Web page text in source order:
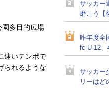
多目的広場
速いテンポで
られるような
サッカー
磨こう【
昨年度全
fc U-12
サッカー
リーは